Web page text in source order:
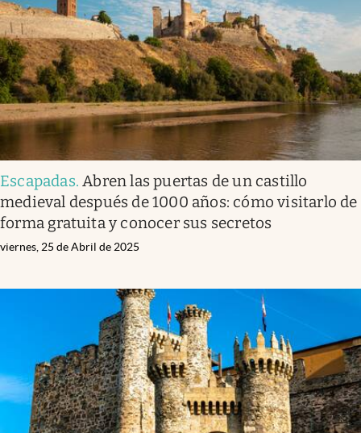
Escapadas.Abren las puertas de un castillo
medieval después de 1000 años: cómo visitarlo de
forma gratuita y conocer sus secretos
viernes, 25 de Abril de 2025